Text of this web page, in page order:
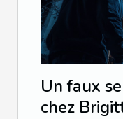
Un faux
chez